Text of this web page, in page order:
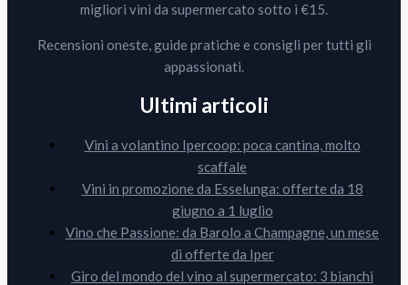
migliori vini da supermercato sotto i €15.
Recensioni oneste, guide pratiche e consigli per tutti gli
appassionati.
Ultimi articoli
Vini a volantino Ipercoop: poca cantina, molto
scaffale
Vini in promozione da Esselunga: offerte da 18
giugno a 1 luglio
Vino che Passione: da Barolo a Champagne, un mese
di offerte da Iper
Giro del mondo del vino al supermercato: 3 bianchi